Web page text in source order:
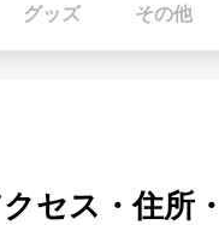
グッズ その他
セス・住所・